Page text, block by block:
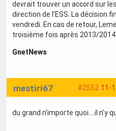
devrait trouver un accord sur
direction de l’ESS. La décision
vendredi. En cas de retour,
troisième fois après 2013/
GnetNews
#2552 11-
mestiri67
du grand n'importe quoi....il n'y